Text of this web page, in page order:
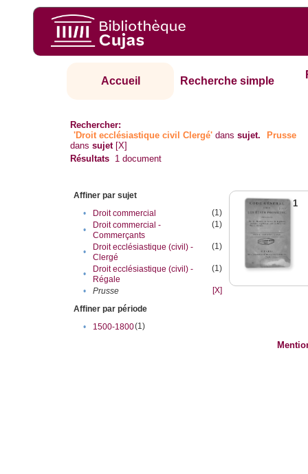
Accueil Recherche simple
Rechercher:
'Droit ecclésiastique civil Clergé' danssujet.
Prusse
danssujet [X]
Résultats 1 document
Affiner par sujet
•
Droit commercial
(1)
•
Droit commercial -
Commerçants
(1)
•
Droit ecclésiastique (civil) -
Clergé
(1)
•
Droit ecclésiastique (civil) -
Régale
(1)
• Prusse
[X]
Affiner par période
•
1500-1800(1)
1